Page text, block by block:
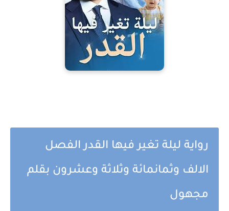
رواية ليلة تغير فيها القدر الفصل
الالف وثمانمائة وثلاثة وعشرون بقلم
مجهول